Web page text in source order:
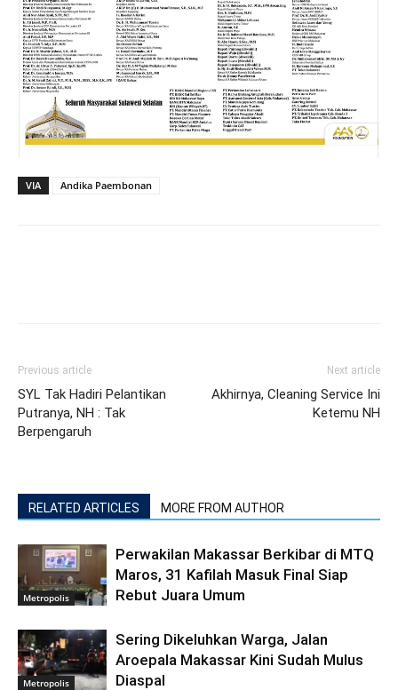
VIA Andika Paembonan
Previous article
SYL Tak Hadiri Pelantikan
Putranya, NH : Tak
Berpengaruh
Next article
Akhirnya, Cleaning Service Ini
Ketemu NH
RELATED ARTICLES MORE FROM AUTHOR
Metropolis
Perwakilan Makassar Berkibar di MTQ
Maros, 31 Kafilah Masuk Final Siap
Rebut Juara Umum
Metropolis
Sering Dikeluhkan Warga, Jalan
Aroepala Makassar Kini Sudah Mulus
Diaspal